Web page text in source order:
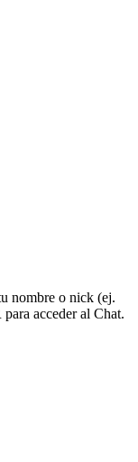
nombre o nick (ej.
acceder al Chat.